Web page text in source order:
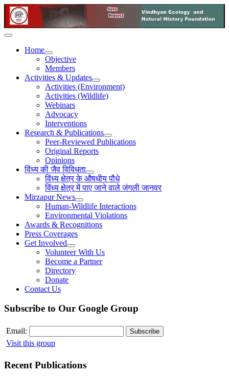
Home
Objective
Members
Activities & Updates
Activities (Environment)
Activities (Wildlife)
Webinars
Advocacy
Interventions
Research & Publications
Peer-Reviewed Publications
Original Reports
Opinions
विंध्य की जैव विविधता
विंध्य क्षेत्र के औषधीय पौधे
विंध्य क्षेत्र में पाए जाने वाले जंगली जानवर
Mirzapur News
Human-Wildlife Interactions
Environmental Violations
Awards & Recognitions
Press Coverages
Get Involved
Volunteer With Us
Become a Partner
Directory
Donate
Contact Us
Subscribe to Our Google Group
Email:
Visit this group
Recent Publications